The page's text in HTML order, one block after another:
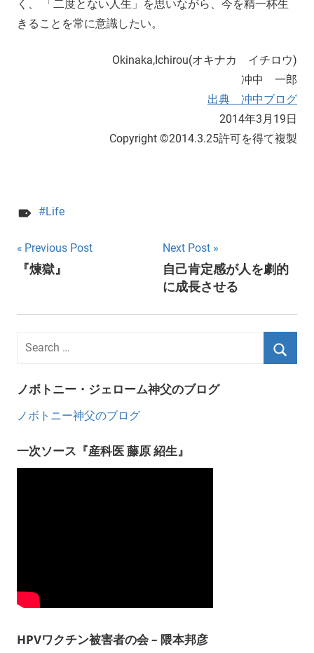
く、 「二度とない人生」を思いながら、今を精一杯生
きることを常に意識したい。
Okinaka,Ichirou(オキナカ イチロウ)
冲中 一郎
出典 冲中ブログ
2014年3月19日
Copyright ©2014.3.25許可を得て複製
Life
Post
navigation
Previous Post
『煉獄』
Next Post
自己肯定感が人を劇的
に成長させる
ノボトニー・ジェローム神父のブログ
ノボトニー神父のブログ
一次ソース『産科医 藤原 紹生』
HPVワクチン被害者の会 – 隈本邦彦